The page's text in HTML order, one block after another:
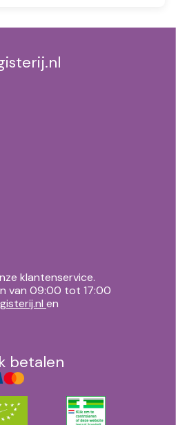
klantenservice.
van 09:00 tot 17:00
en
betalen